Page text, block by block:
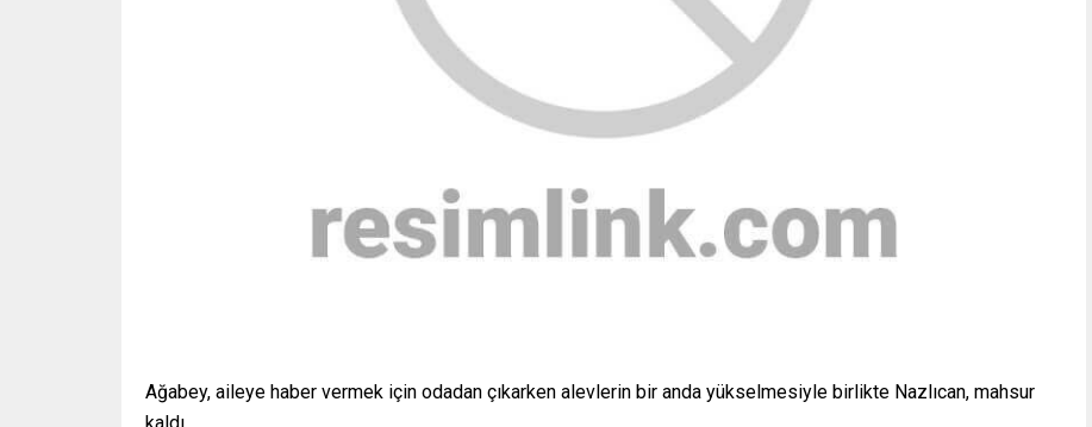
Ağabey, aileye haber vermek için odadan çıkarken alevlerin bir anda yükselmesiyle birlikte Nazlıcan, mahsur